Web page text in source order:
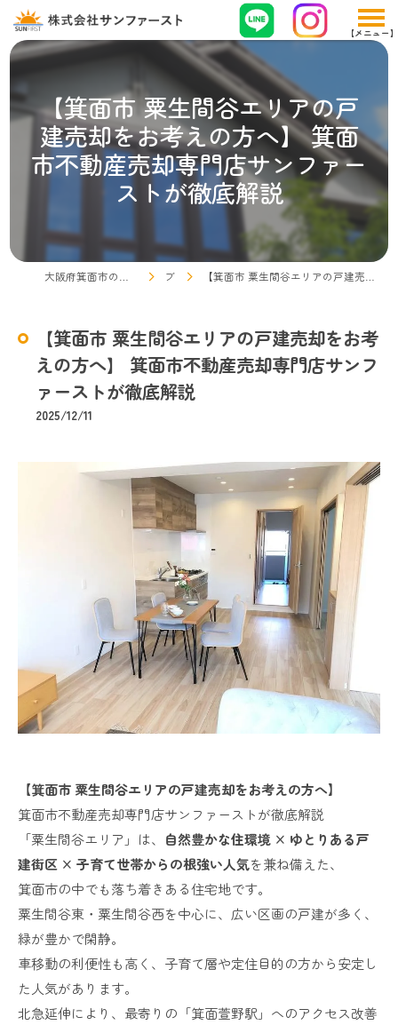
【箕面市 粟生間谷エリアの戸
建売却をお考えの方へ】 箕面
市不動産売却専門店サンファー
ストが徹底解説
ブログ 【箕面市 粟生間谷エリアの戸建売却をお考えの方へ】 箕面市不動産売却専門店サンファーストが徹底解説
【箕面市 粟生間谷エリアの戸建売却をお考
えの方へ】 箕面市不動産売却専門店サンフ
ァーストが徹底解説
2025/12/11
【箕面市 粟生間谷エリアの戸建売却をお考えの方へ】
箕面市不動産売却専門店サンファーストが徹底解説
「粟生間谷エリア」は、 自然豊かな住環境 × ゆとりある戸
建街区 × 子育て世帯からの根強い人気を兼ね備えた、
箕面市の中でも落ち着きある住宅地です。
粟生間谷東・粟生間谷西を中心に、広い区画の戸建が多く、
緑が豊かで閑静。
車移動の利便性も高く、子育て層や定住目的の方から安定し
た人気があります。
北急延伸により、最寄りの「箕面萱野駅」へのアクセス改善